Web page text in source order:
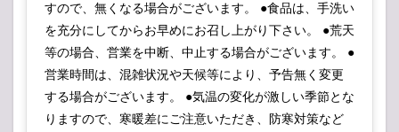
すので、無くなる場合がございます。 ●食品は、手洗い
を充分にしてからお早めにお召し上がり下さい。 ●荒天
等の場合、営業を中断、中止する場合がございます。 ●
営業時間は、混雑状況や天候等により、予告無く変更
する場合がございます。 ●気温の変化が激しい季節とな
りますので、寒暖差にご注意いただき、防寒対策など